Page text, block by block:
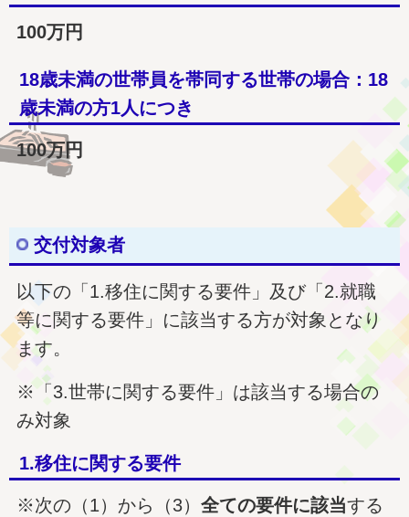
100万円
18歳未満の世帯員を帯同する世帯の場合：18
歳未満の方1人につき
100万円
交付対象者
以下の「1.移住に関する要件」及び「2.就職
等に関する要件」に該当する方が対象となり
ます。
※「3.世帯に関する要件」は該当する場合の
み対象
1.移住に関する要件
※次の（1）から（3） 全ての要件に該当する